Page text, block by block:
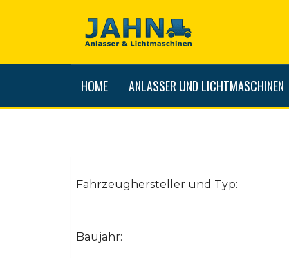
HOME ANLASSER UND LICHTMASCHINEN
Fahrzeughersteller und Typ:
Baujahr: